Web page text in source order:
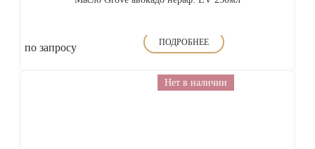
по запросу ПОДРОБНЕЕ
Нет в наличии